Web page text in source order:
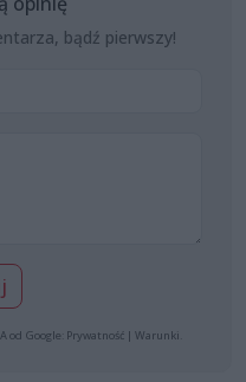
bądź pierwszy!
od Google: Prywatność | Warunki